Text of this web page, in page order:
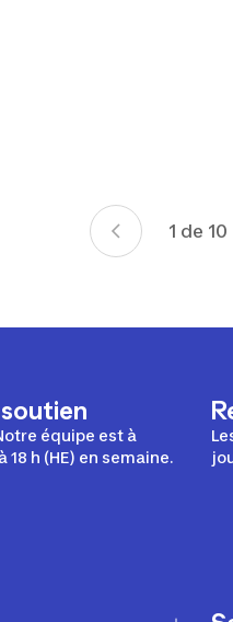
1 de 10
équipe est à
18 h (HE) en semaine.